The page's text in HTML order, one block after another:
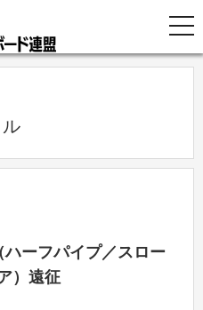
スタイル
ーフパイプ／スロー
）遠征